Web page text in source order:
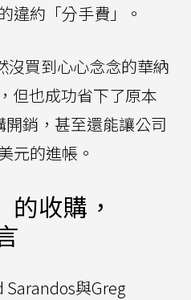
違約「分手費」。
沒買到心心念念的華納
但也成功省下了原本
銷，甚至還能讓公司
元的進帳。
的收購，
與Greg